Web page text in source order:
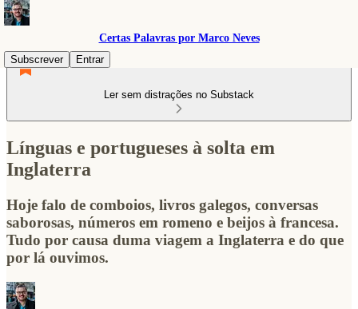
Certas Palavras por Marco Neves
Subscrever
Entrar
Ler sem distrações no Substack
Línguas e portugueses à solta em
Inglaterra
Hoje falo de comboios, livros galegos, conversas
saborosas, números em romeno e beijos à francesa.
Tudo por causa duma viagem a Inglaterra e do que
por lá ouvimos.